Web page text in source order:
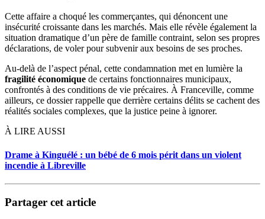
Cette affaire a choqué les commerçantes, qui dénoncent une
insécurité croissante dans les marchés. Mais elle révèle également la
situation dramatique d’un père de famille contraint, selon ses propres
déclarations, de voler pour subvenir aux besoins de ses proches.
Au-delà de l’aspect pénal, cette condamnation met en lumière la
fragilité économique de certains fonctionnaires municipaux,
confrontés à des conditions de vie précaires. À Franceville, comme
ailleurs, ce dossier rappelle que derrière certains délits se cachent des
réalités sociales complexes, que la justice peine à ignorer.
À LIRE AUSSI
Drame à Kinguélé : un bébé de 6 mois périt dans un violent
incendie à Libreville
Partager cet article